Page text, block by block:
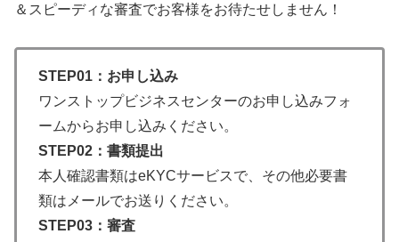
＆スピーディな審査でお客様をお待たせしません！
STEP01：お申し込み
ワンストップビジネスセンターのお申し込みフォ
ームからお申し込みください。
STEP02：書類提出
本人確認書類はeKYCサービスで、その他必要書
類はメールでお送りください。
STEP03：審査